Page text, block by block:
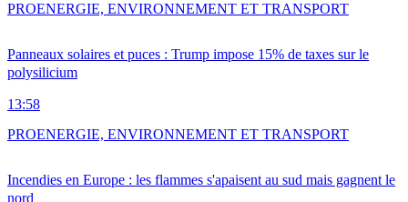
Panneaux solaires et puces : Trump impose 15% de taxes sur le
polysilicium
13:58
PROENERGIE, ENVIRONNEMENT ET TRANSPORT
Incendies en Europe : les flammes s'apaisent au sud mais gagnent le
nord
PROENERGIE, ENVIRONNEMENT ET TRANSPORT